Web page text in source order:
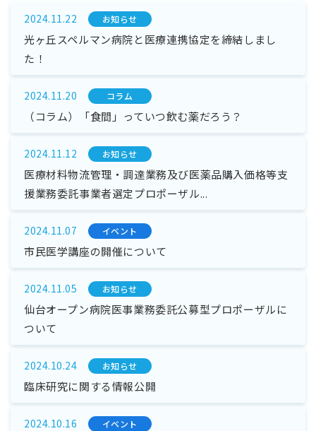
2024.11.22 お知らせ
光ヶ丘スペルマン病院と医療連携協定を締結しまし
た！
2024.11.20 コラム
（コラム）「食間」っていつ飲む薬だろう？
2024.11.12 お知らせ
医療材料物流管理・調達業務及び医薬品購入価格等支
援業務委託事業者選定プロポーザル...
2024.11.07 イベント
市民医学講座の開催について
2024.11.05 お知らせ
仙台オープン病院医事業務委託公募型プロポーザルに
ついて
2024.10.24 お知らせ
臨床研究に関する情報公開
2024.10.16 イベント